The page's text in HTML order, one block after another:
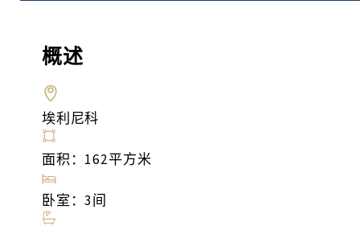
概述
埃利尼科
面积：162平方米
卧室：3间